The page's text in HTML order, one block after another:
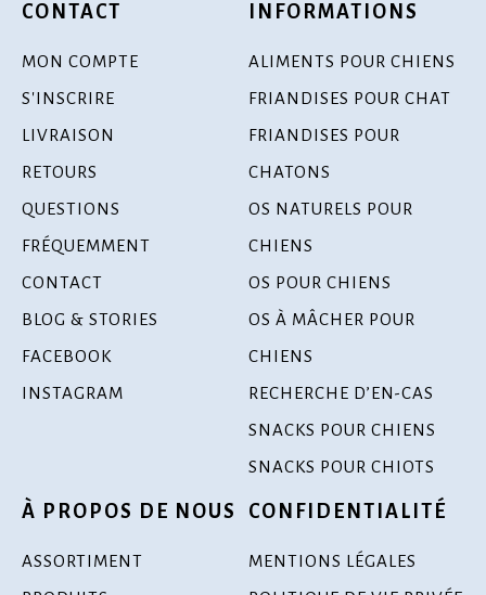
CONTACT
MON COMPTE
S'INSCRIRE
LIVRAISON
RETOURS
QUESTIONS
FRÉQUEMMENT
CONTACT
BLOG & STORIES
FACEBOOK
INSTAGRAM
INFORMATIONS
ALIMENTS POUR CHIENS
FRIANDISES POUR CHAT
FRIANDISES POUR
CHATONS
OS NATURELS POUR
CHIENS
OS POUR CHIENS
OS À MÂCHER POUR
CHIENS
RECHERCHE D’EN-CAS
SNACKS POUR CHIENS
SNACKS POUR CHIOTS
À PROPOS DE NOUS
ASSORTIMENT
CONFIDENTIALITÉ
MENTIONS LÉGALES